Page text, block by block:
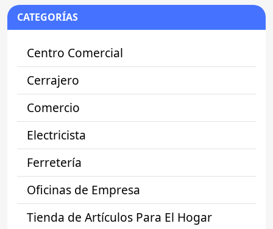
CATEGORÍAS
Centro Comercial
Cerrajero
Comercio
Electricista
Ferretería
Oficinas de Empresa
Tienda de Artículos Para El Hogar